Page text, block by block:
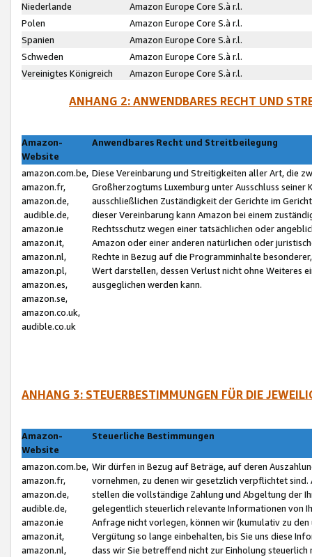
Niederlande
Amazon Europe Core S.à r.l.
Polen
Amazon Europe Core S.à r.l.
Spanien
Amazon Europe Core S.à r.l.
Schweden
Amazon Europe Core S.à r.l.
Vereinigtes Königreich
Amazon Europe Core S.à r.l.
ANHANG 2: ANWENDBARES RECHT UND
Amazon-
Website
Anwendbares Recht und Streitbeilegung
amazon.com.be,
amazon.fr,
amazon.de,
audible.de,
amazon.ie
amazon.it,
amazon.nl,
amazon.pl,
amazon.es,
amazon.se,
amazon.co.uk,
audible.co.uk
Diese Vereinbarung und Streitigkeiten aller Art, die
Großherzogtums Luxemburg unter Ausschluss
ausschließlichen Zuständigkeit der Gerichte im
dieser Vereinbarung kann Amazon bei einem
Rechtsschutz wegen einer tatsächlichen oder
Amazon oder einer anderen natürlichen oder
Rechte in Bezug auf die Programminhalte
Wert darstellen, dessen Verlust nicht ohne Weiteres
ausgeglichen werden kann.
ANHANG 3: STEUERBESTIMMUNGEN FÜR DIE
Amazon-
Website
Steuerliche Bestimmungen
amazon.com.be,
amazon.fr,
amazon.de,
audible.de,
amazon.ie
amazon.it,
amazon.nl,
Wir dürfen in Bezug auf Beträge, auf deren
vornehmen, zu denen wir gesetzlich verpflichtet
stellen die vollständige Zahlung und Abgeltung der
gelegentlich steuerlich relevante Informationen von
Anfrage nicht vorlegen, können wir (kumulativ zu
Vergütung so lange einbehalten, bis Sie uns diese
dass wir Sie betreffend nicht zur Einholung